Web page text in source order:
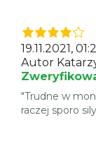
19.11.2021,
Autor
"Trudne w
raczej sporo